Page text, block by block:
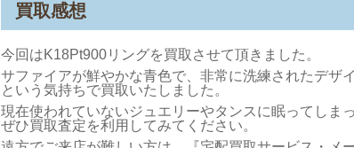
買取感想
今回はK18Pt900リングを買取させて頂きました。
サファイアが鮮やかな青色で、非常に洗練されたデザ
という気持ちで買取いたしました。
現在使われていないジュエリーやタンスに眠ってしま
ぜひ買取査定を利用してみてください。